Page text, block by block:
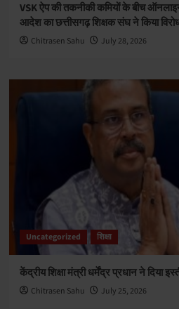
VSK ऐप की तकनीकी कमियों के बीच
आदेश का छत्तीसगढ़ शिक्षक संघ ने किया
Chitrasen Sahu July 28, 2026
Uncategorized शिक्षा
केंद्रीय शिक्षा मंत्री धर्मेंद्र प्रधान ने दिया
Chitrasen Sahu July 25, 2026